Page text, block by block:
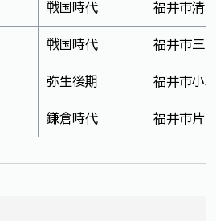
戦国時代 福井市清
戦国時代 福井市三
弥生後期 福井市小
鎌倉時代 福井市片